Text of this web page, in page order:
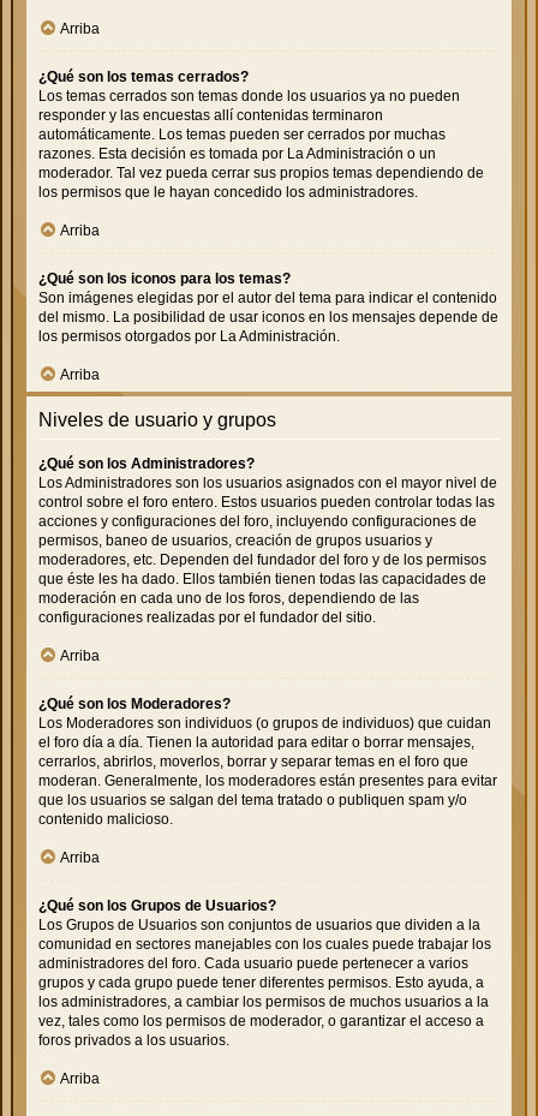
Arriba
¿Qué son los temas cerrados?
Los temas cerrados son temas donde los usuarios ya no pueden
responder y las encuestas allí contenidas terminaron
automáticamente. Los temas pueden ser cerrados por muchas
razones. Esta decisión es tomada por La Administración o un
moderador. Tal vez pueda cerrar sus propios temas dependiendo de
los permisos que le hayan concedido los administradores.
Arriba
¿Qué son los iconos para los temas?
Son imágenes elegidas por el autor del tema para indicar el contenido
del mismo. La posibilidad de usar iconos en los mensajes depende de
los permisos otorgados por La Administración.
Arriba
Niveles de usuario y grupos
¿Qué son los Administradores?
Los Administradores son los usuarios asignados con el mayor nivel de
control sobre el foro entero. Estos usuarios pueden controlar todas las
acciones y configuraciones del foro, incluyendo configuraciones de
permisos, baneo de usuarios, creación de grupos usuarios y
moderadores, etc. Dependen del fundador del foro y de los permisos
que éste les ha dado. Ellos también tienen todas las capacidades de
moderación en cada uno de los foros, dependiendo de las
configuraciones realizadas por el fundador del sitio.
Arriba
¿Qué son los Moderadores?
Los Moderadores son individuos (o grupos de individuos) que cuidan
el foro día a día. Tienen la autoridad para editar o borrar mensajes,
cerrarlos, abrirlos, moverlos, borrar y separar temas en el foro que
moderan. Generalmente, los moderadores están presentes para evitar
que los usuarios se salgan del tema tratado o publiquen spam y/o
contenido malicioso.
Arriba
¿Qué son los Grupos de Usuarios?
Los Grupos de Usuarios son conjuntos de usuarios que dividen a la
comunidad en sectores manejables con los cuales puede trabajar los
administradores del foro. Cada usuario puede pertenecer a varios
grupos y cada grupo puede tener diferentes permisos. Esto ayuda, a
los administradores, a cambiar los permisos de muchos usuarios a la
vez, tales como los permisos de moderador, o garantizar el acceso a
foros privados a los usuarios.
Arriba